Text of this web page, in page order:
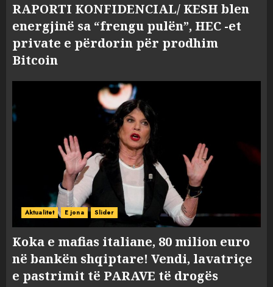
RAPORTI KONFIDENCIAL/ KESH blen
energjinë sa “frengu pulën”, HEC -et
private e përdorin për prodhim
Bitcoin
Aktualitet E jona Slider
Koka e mafias italiane, 80 milion euro
në bankën shqiptare! Vendi, lavatriçe
e pastrimit të PARAVE të drogës